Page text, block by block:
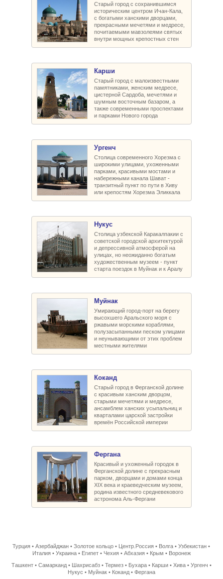
Старый город с сохранившимся
историческим центром Ичан-Кала,
с богатыми ханскими дворцами,
прекрасными мечетями и медресе,
почитаемыми мавзолеями святых
внутри мощных крепостных стен
Карши
Старый город с малоизвестными
памятниками, женским медресе,
цистерной Сардоба, мечетями и
шумным восточным базаром, а
также современными проспектами
и парками Нового города
Ургенч
Столица современного Хорезма с
широкими улицами, ухоженными
парками, красивыми мостами и
набережными канала Шават -
транзитный пункт по пути в Хиву
или крепостям Хорезма Эликкала
Нукус
Столица узбекской Каракалпакии с
советской городской архитектурой
и депрессивной атмосферой на
улицах, но неожиданно богатым
художественным музеем - пункт
старта поездок в Муйнак и к Аралу
Муйнак
Умирающий город-порт на берегу
высохшего Аральского моря с
ржавыми морскими кораблями,
полузасыпанными песком улицами
и неунывающими от этих проблем
местными жителями
Коканд
Старый город в Ферганской долине
с красивым ханским дворцом,
старыми мечетями и медресе,
ансамблем ханских усыпальниц и
кварталами царской застройки
времён Российской империи
Фергана
Красивый и ухоженный городок в
Ферганской долине с прекрасным
парком, дворцами и домами конца
XIX века и краеведческим музеем,
родина известного средневекового
астронома Аль-Фергани
Турция •Азербайджан •Золотое кольцо • Центр.Россия • Волга •Узбекистан •
Италия• Украина• Египет• Чехия• Абхазия• Крым • Воронеж
Ташкент• Самарканд• Шахрисабз• Термез• Бухара• Карши• Хива• Ургенч •
Нукус • Муйнак• Коканд• Фергана